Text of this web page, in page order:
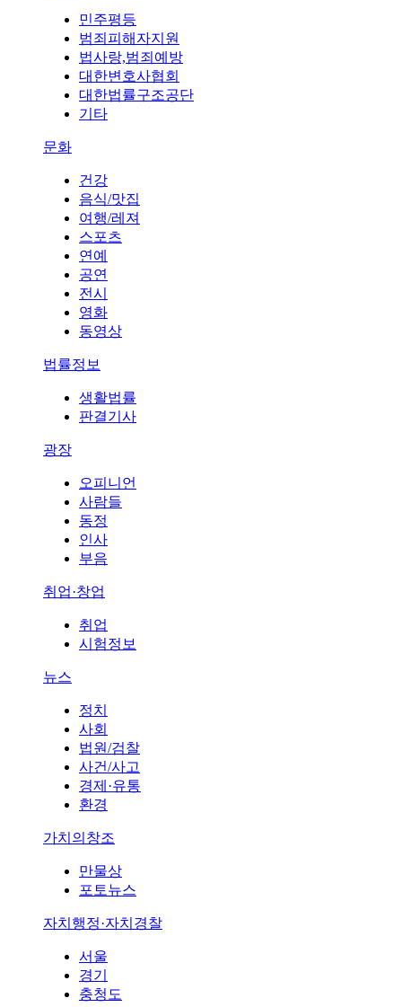
민주평등
범죄피해자지원
법사랑,범죄예방
대한변호사협회
대한법률구조공단
기타
문화
건강
음식/맛집
여행/레져
스포츠
연예
공연
전시
영화
동영상
법률정보
생활법률
판결기사
광장
오피니언
사람들
동정
인사
부음
취업·창업
취업
시험정보
뉴스
정치
사회
법원/검찰
사건/사고
경제·유통
환경
가치의창조
만물상
포토뉴스
자치행정·자치경찰
서울
경기
충청도